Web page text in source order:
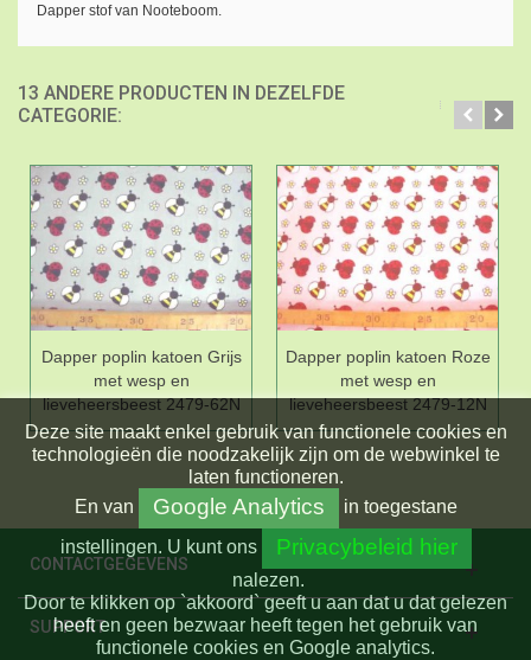
Dapper stof van Nooteboom.
13 ANDERE PRODUCTEN IN DEZELFDE
CATEGORIE:
Dapper poplin katoen Grijs
met wesp en
lieveheersbeest 2479-62N
Dapper poplin katoen Roze
met wesp en
lieveheersbeest 2479-12N
CONTACTGEGEVENS
SUPPORT
Deze site maakt enkel gebruik van functionele cookies en
technologieën die noodzakelijk zijn om de webwinkel te
laten functioneren.
En van Google Analytics
in toegestane
instellingen. U kunt ons Privacybeleid hier
nalezen.
Door te klikken op `akkoord` geeft u aan dat u dat gelezen
heeft en geen bezwaar heeft tegen het gebruik van
functionele cookies en Google analytics.